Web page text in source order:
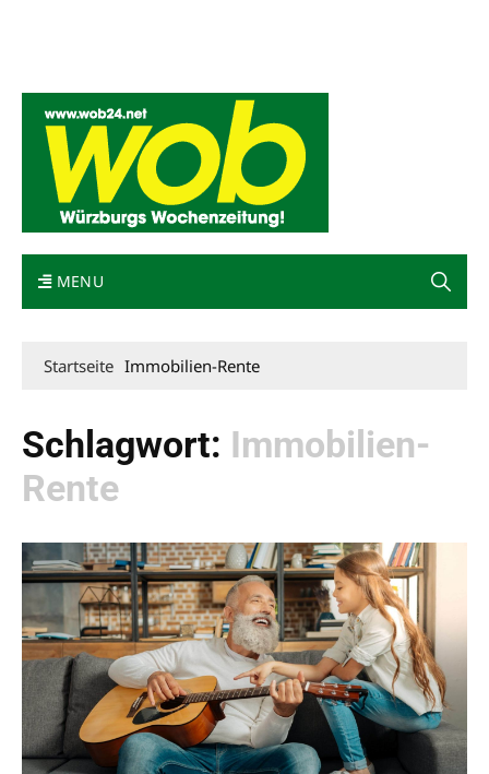
MENU
Startseite Immobilien-Rente
Schlagwort: Immobilien-
Rente